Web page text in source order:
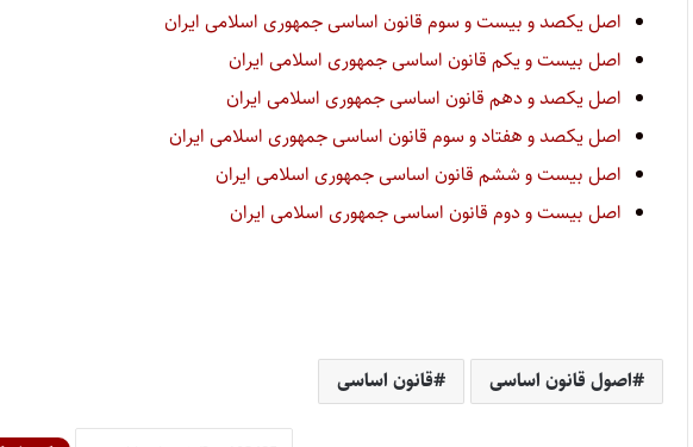
اصل یکصد و بیست و سوم قانون اساسی جمهوری اسلامی ایران
اصل بیست و یکم قانون اساسی جمهوری اسلامی ایران
اصل یکصد و دهم قانون اساسی جمهوری اسلامی ایران
اصل یکصد و هفتاد و سوم قانون اساسی جمهوری اسلامی ایران
اصل بیست و ششم قانون اساسی جمهوری اسلامی ایران
اصل بیست و دوم قانون اساسی جمهوری اسلامی ایران
اصول قانون اساسی قانون اساسی